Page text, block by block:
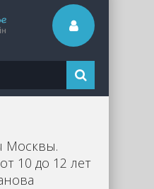
Москвы.
10 до 12 лет